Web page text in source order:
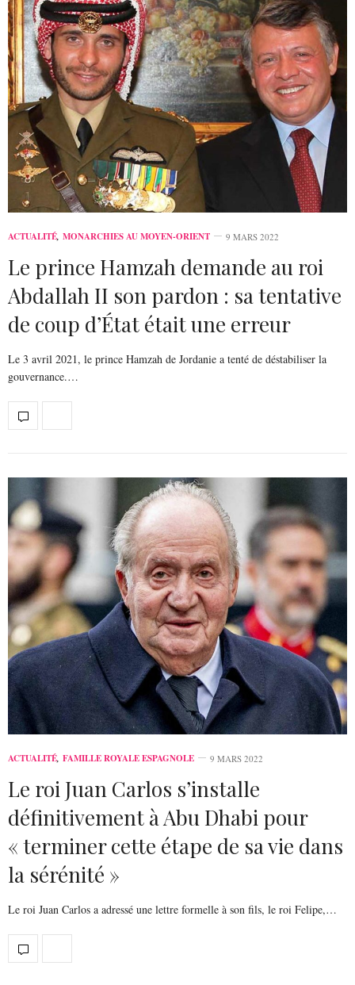
ACTUALITÉ, MONARCHIES AU MOYEN-ORIENT 9 MARS 2022
Le prince Hamzah demande au roi
Abdallah II son pardon : sa tentative
de coup d’État était une erreur
Le 3 avril 2021, le prince Hamzah de Jordanie a tenté de déstabiliser la
gouvernance.…
ACTUALITÉ, FAMILLE ROYALE ESPAGNOLE 9 MARS 2022
Le roi Juan Carlos s’installe
définitivement à Abu Dhabi pour
« terminer cette étape de sa vie dans
la sérénité »
Le roi Juan Carlos a adressé une lettre formelle à son fils, le roi Felipe,…